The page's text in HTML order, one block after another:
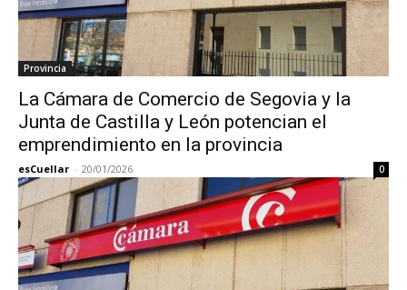
Provincia
La Cámara de Comercio de Segovia y la
Junta de Castilla y León potencian el
emprendimiento en la provincia
esCuellar - 20/01/2026 0